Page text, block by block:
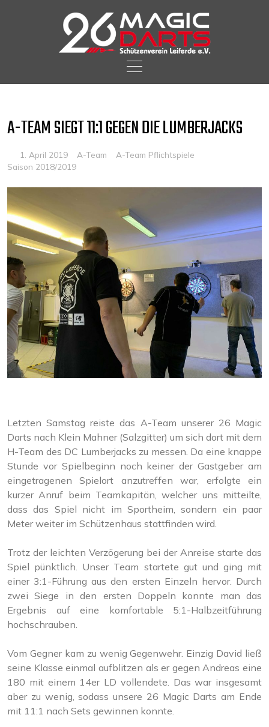
content
A-TEAM SIEGT 11:1 GEGEN DIE LUMBERJACKS
1. April 2019 A-Team
A-Team Pflichtspiele
Saison 2018/2019
Letzten Samstag reiste das A-Team unserer 26 Magic
Darts nach Klein Mahner (Salzgitter) um sich dort mit dem
H-Team des DC Lumberjacks zu messen. Da eine knappe
Stunde vor Spielbeginn noch keiner der Gastgeber am
eingetragenen Spielort anzutreffen war, erfolgte ein
kurzer Anruf beim Teamkapitän, welcher uns mitteilte,
dass das Spiel nicht im Sportheim, sondern ein paar
Meter weiter im Schützenhaus stattfinden wird.
Trotz der leichten Verzögerung bei der Anreise starte das
Spiel pünktlich. Unser Team startete gut und ging mit
einer 3:1-Führung aus den ersten Einzeln hervor. Durch
zwei Siege in den ersten Doppeln konnte man das
Ergebnis auf eine komfortable 5:1-Halbzeitführung
hochschrauben.
Vom Gegner kam zu wenig Gegenwehr. Einzig David ließ
seine Klasse einmal aufblitzen als er gegen Andreas eine
180 mit einem 14er LD vollendete. Das war insgesamt
aber zu wenig, sodass unsere 26 Magic Darts am Ende
mit 11:1 nach Sets gewinnen konnte.